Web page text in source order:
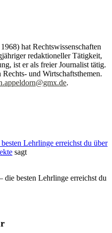
hat Rechtswissenschaften
redaktioneller Tätigkeit,
ist er als freier Journalist tätig.
und Wirtschaftsthemen.
.
Lehrlinge erreichst du über
sagt
besten Lehrlinge erreichst du